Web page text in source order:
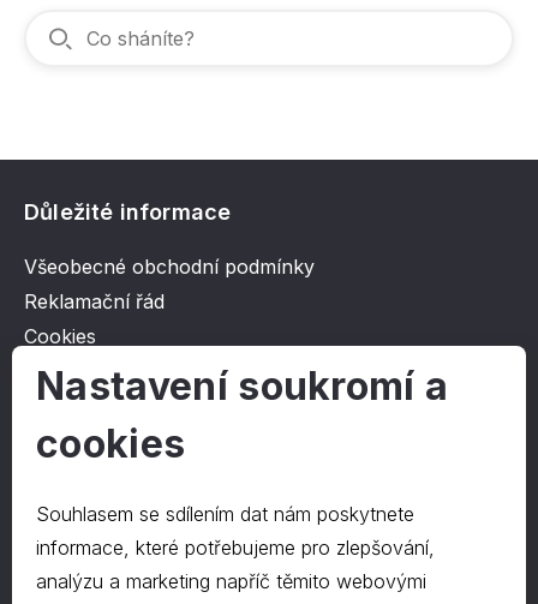
Důležité informace
Všeobecné obchodní podmínky
Reklamační řád
Cookies
Ochrana osobních údajů
O společnosti
Kontakt
O nás
Nastavení soukromí a
cookies
Souhlasem se sdílením dat nám poskytnete
informace, které potřebujeme pro zlepšování,
analýzu a marketing napříč těmito webovými